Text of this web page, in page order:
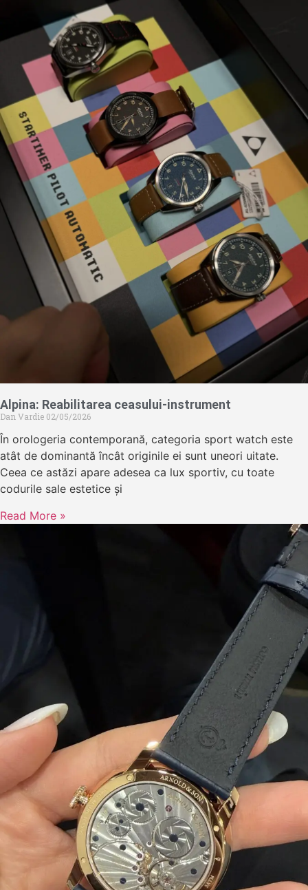
Alpina: Reabilitarea ceasului-instrument
Dan Vardie 02/05/2026
În orologeria contemporană, categoria sport watch este
atât de dominantă încât originile ei sunt uneori uitate.
Ceea ce astăzi apare adesea ca lux sportiv, cu toate
codurile sale estetice și
Read More »